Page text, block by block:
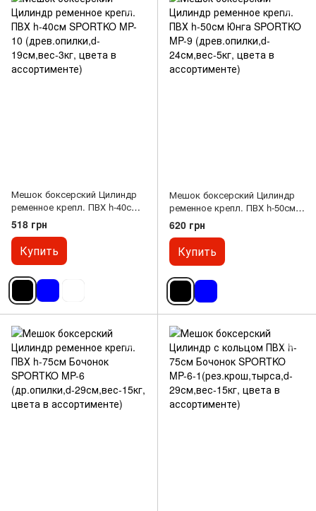
Мешок боксерский Цилиндр
ременное крепл. ПВХ h-40см
SPORTKO MP-10
(древ.опилки,d-19см,вес-3кг,
цвета в ассортименте)
518 грн
Купить
Мешок боксерский Цилиндр
ременное крепл. ПВХ h-50см
Юнга SPORTKO MP-9
(древ.опилки,d-24см,вес-5кг,
цвета в ассортименте)
620 грн
Купить